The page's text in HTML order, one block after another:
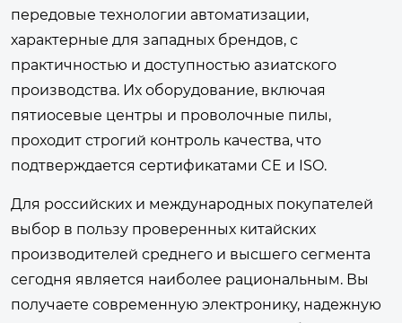
передовые технологии автоматизации,
характерные для западных брендов, с
практичностью и доступностью азиатского
производства. Их оборудование, включая
пятиосевые центры и проволочные пилы,
проходит строгий контроль качества, что
подтверждается сертификатами CE и ISO.
Для российских и международных покупателей
выбор в пользу проверенных китайских
производителей среднего и высшего сегмента
сегодня является наиболее рациональным. Вы
получаете современную электронику, надежную